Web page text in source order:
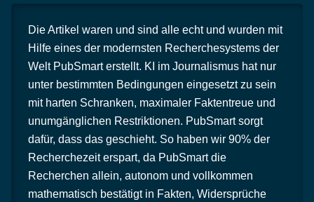
Die Artikel waren und sind alle echt und wurden mit
Hilfe eines der modernsten Recherchesystems der
Welt PubSmart erstellt. KI im Journalismus hat nur
unter bestimmten Bedingungen eingesetzt zu sein
mit harten Schranken, maximaler Faktentreue und
unumgänglichen Restriktionen. PubSmart sorgt
dafür, dass das geschieht. So haben wir 90% der
Recherchezeit erspart, da PubSmart die
Recherchen allein, autonom und vollkommen
mathematisch bestätigt in Fakten, Widersprüche